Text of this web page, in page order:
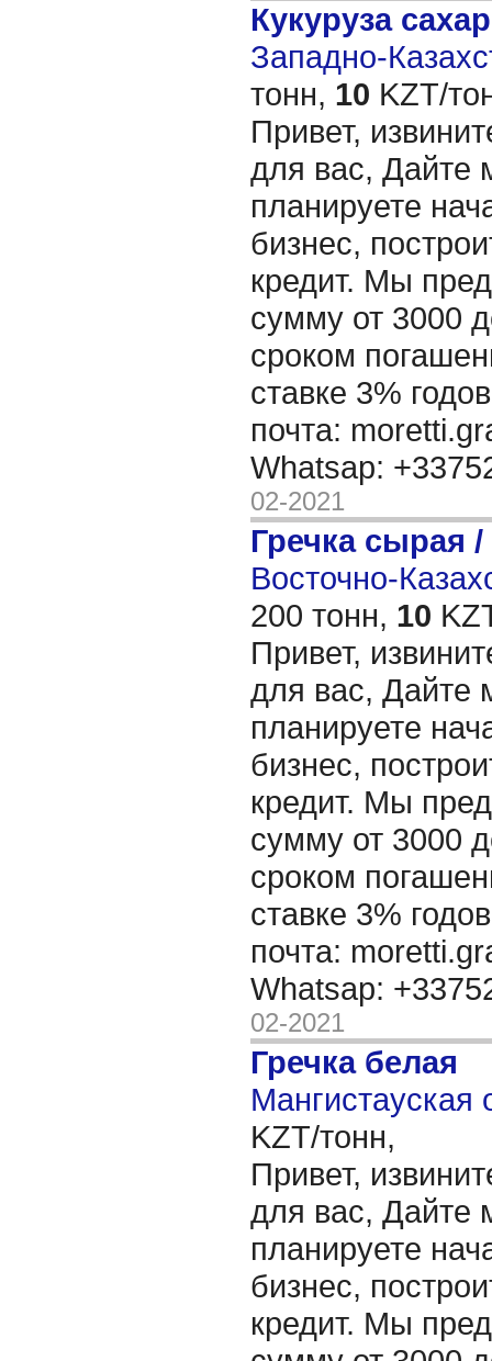
Кукуруза
Западно-
тонн, 10 KZT/
Привет,
для вас, Дайте
планируете
бизнес,
кредит. Мы
сумму от 3000
сроком
ставке 3%
почта:
Whatsap:
02-2021
Гречка сырая /
Восточно-
200 тонн, 10
Привет,
для вас, Дайте
планируете
бизнес,
кредит. Мы
сумму от 3000
сроком
ставке 3%
почта:
Whatsap:
02-2021
Гречка белая
KZT/тонн,
Привет,
для вас, Дайте
планируете
бизнес,
кредит. Мы